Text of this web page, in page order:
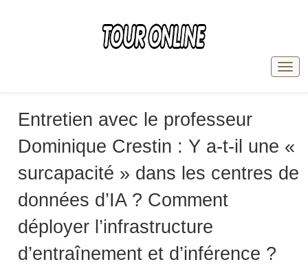
Entretien avec le professeur
Dominique Crestin : Y a-t-il une «
surcapacité » dans les centres de
données d’IA ? Comment
déployer l’infrastructure
d’entraînement et d’inférence ?